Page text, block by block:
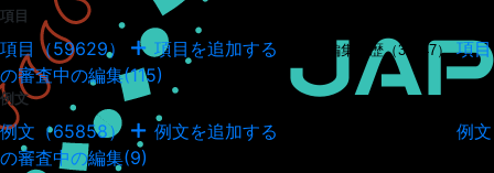
項目
項目（59629） 項目を追加する 項目の編集履歴（34947） 項目
の審査中の編集(115)
例文
例文（65858） 例文を追加する
例文
の審査中の編集(9)